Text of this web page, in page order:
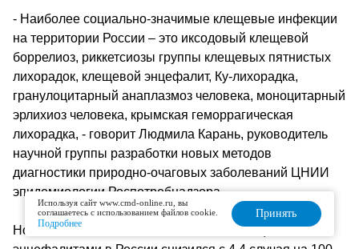
- Наиболее социально-значимые клещевые инфекции
на территории России – это иксодовый клещевой
боррелиоз, риккетсиозы группы клещевых пятнистых
лихорадок, клещевой энцефалит, Ку-лихорадка,
гранулоцитарный анаплазмоз человека, моноцитарный
эрлихиоз человека, крымская геморрагическая
лихорадка, - говорит Людмила Карань, руководитель
научной группы разработки новых методов
диагностики природно-очаговых заболеваний ЦНИИ
эпидемиологии Роспотребнадзора.
Но если показатель заболеваемости клещевыми
Используя сайт www.cmd-online.ru, вы
соглашаетесь с использованием файлов cookie.
Подробнее
Принять